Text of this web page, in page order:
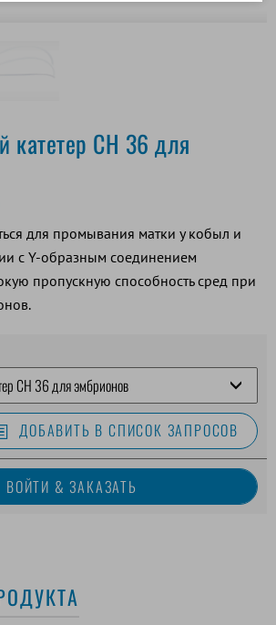
CH 36 для
для промывания матки у кобыл и
с Y-образным соединением
пропускную способность сред при
ДОБАВИТЬ В СПИСОК ЗАПРОСОВ